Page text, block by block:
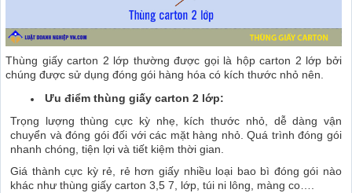
Thùng giấy carton 2 lớp thường được gọi là hộp carton 2 lớp bởi
chúng được sử dụng đóng gói hàng hóa có kích thước nhỏ nên.
Ưu điểm thùng giấy carton 2 lớp:
Trọng lượng thùng cực kỳ nhẹ, kích thước nhỏ, dễ dàng vận
chuyển và đóng gói đối với các mặt hàng nhỏ. Quá trình đóng gói
nhanh chóng, tiện lợi và tiết kiệm thời gian.
Giá thành cực kỳ rẻ, rẻ hơn giấy nhiều loại bao bì đóng gói nào
khác như thùng giấy carton 3,5 7, lớp, túi ni lông, màng co….